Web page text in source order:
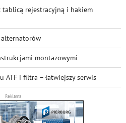
tablicą rejestracyjną i hakiem
alternatorów
montażowymi
ATF i filtra – łatwiejszy serwis
Reklama